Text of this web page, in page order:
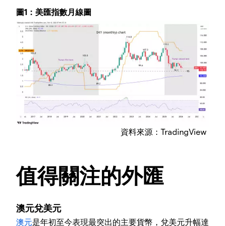
圖1：美匯指數月線圖
資料來源：TradingView
值得關注的外匯
澳元兌美元
澳元是年初至今表現最突出的主要貨幣，兌美元升幅達